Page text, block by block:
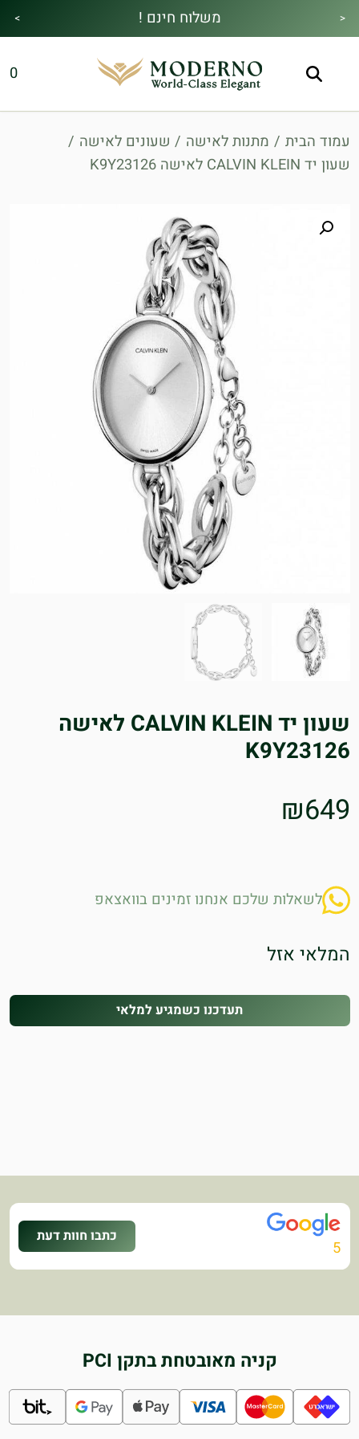
< משלוח חינם !
מתנה מיוחדת בכל בקנייה !
הנחה!בהקשת קוד קופון👇
>
0
עמוד הבית / מתנות לאישה / שעונים לאישה /
שעון יד CALVIN KLEIN לאישה K9Y23126
שעון יד CALVIN KLEIN לאישה
K9Y23126
₪649
לשאלות שלכם אנחנו זמינים בוואצאפ
המלאי אזל
תעדכנו כשמגיע למלאי
5
כתבו חוות דעת
קניה מאובטחת בתקן PCI